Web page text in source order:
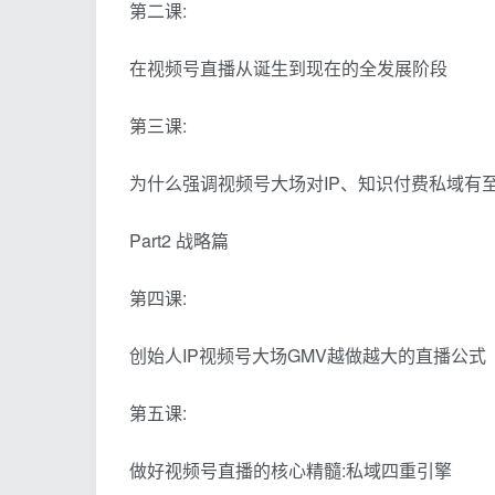
第二课:
在视频号直播从诞生到现在的全发展阶段
第三课:
为什么强调视频号大场对IP、知识付费私域有
Part2 战略篇
第四课:
创始人IP视频号大场GMV越做越大的直播公式
第五课:
做好视频号直播的核心精髓:私域四重引擎